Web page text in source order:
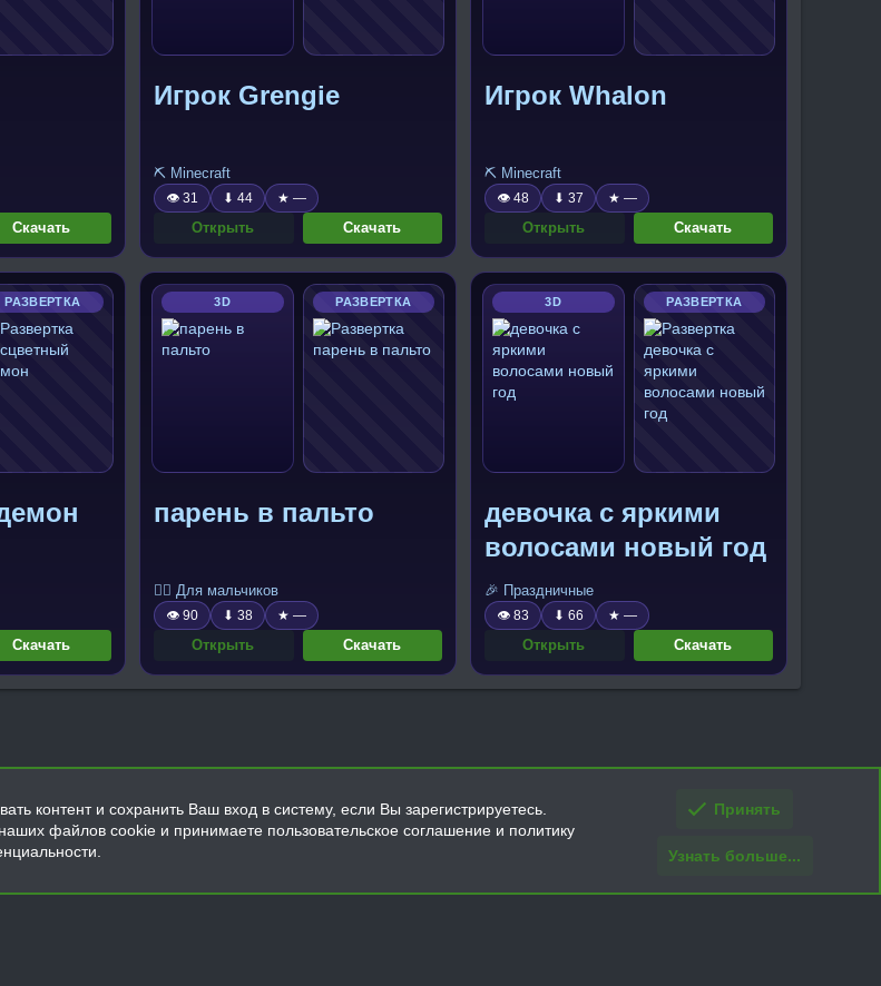
Скачать
Игрок Grengie
⛏️ Minecraft
👁 31 ⬇ 44 ★ —
Открыть Скачать
Игрок Whalon
⛏️ Minecraft
👁 48 ⬇ 37 ★ —
Открыть Скачать
РАЗВЕРТКА
Скачать
3D РАЗВЕРТКА
парень в пальто
🧍‍♂️ Для мальчиков
👁 90 ⬇ 38 ★ —
Открыть Скачать
3D РАЗВЕРТКА
девочка с яркими
волосами новый год
🎉 Праздничные
👁 83 ⬇ 66 ★ —
Открыть Скачать
Главная
R
S
контент и сохранить Ваш вход в систему, если Вы зарегистрируетесь.
файлов cookie и принимаете пользовательское соглашение и политику
Принять
Узнать больше...